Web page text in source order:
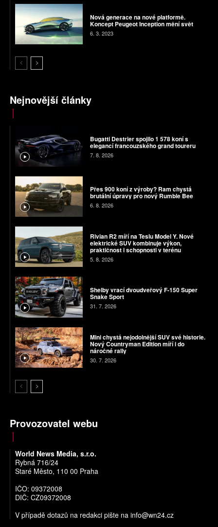
Nová generace na nové platformě.
Koncept Peugeot Inception mění svět
6. 3. 2023
Nejnovější články
Bugatti Destrier spojilo 1 578 koní s
elegancí francouzského grand toureru
7. 8. 2026
Přes 900 koní z výroby? Ram chystá
brutální úpravy pro nový Rumble Bee
6. 8. 2026
Rivian R2 míří na Teslu Model Y. Nové
elektrické SUV kombinuje výkon,
praktičnost i schopnosti v terénu
5. 8. 2026
Shelby vrací dvoudveřový F-150 Super
Snake Sport
31. 7. 2026
Mini chystá nejodolnější SUV své historie.
Nový Countryman Edition míří i do
náročné rally
30. 7. 2026
Provozovatel webu
World News Media, s.r.o.
Rybná 716/24
Staré Město, 110 00 Praha
IČO: 09372008
DIČ: CZ09372008
V případě dotazů na redakci pište na info@wn24.cz